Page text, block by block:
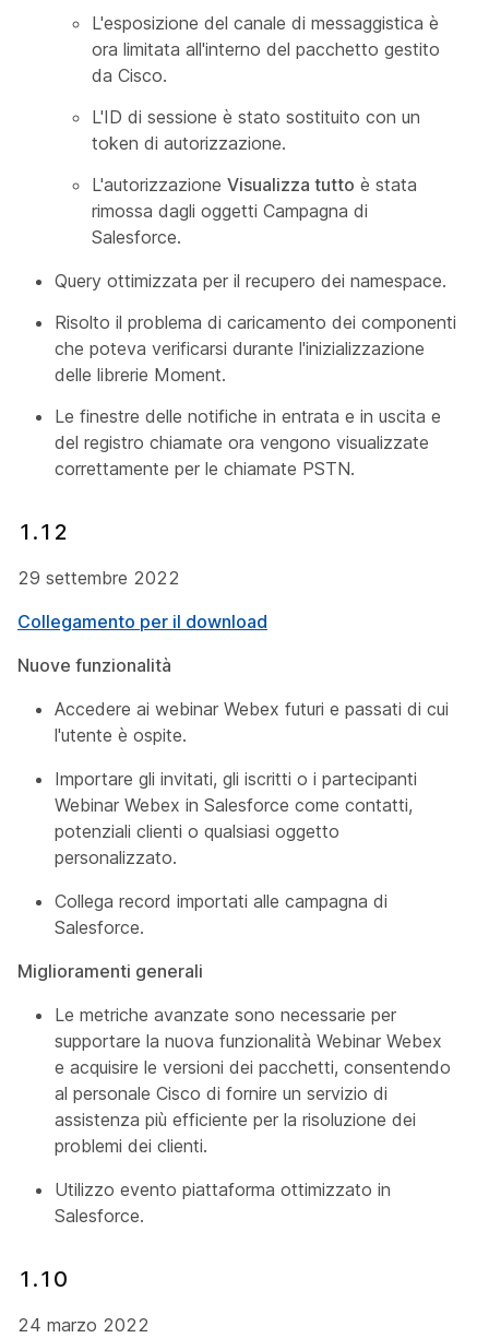
L'esposizione del canale di messaggistica è
ora limitata all'interno del pacchetto gestito
da Cisco.
L'ID di sessione è stato sostituito con un
token di autorizzazione.
L'autorizzazione Visualizza tutto è stata
rimossa dagli oggetti Campagna di
Salesforce.
Query ottimizzata per il recupero dei namespace.
Risolto il problema di caricamento dei componenti
che poteva verificarsi durante l'inizializzazione
delle librerie Moment.
Le finestre delle notifiche in entrata e in uscita e
del registro chiamate ora vengono visualizzate
correttamente per le chiamate PSTN.
1.12
29 settembre 2022
Collegamento per il download
Nuove funzionalità
Accedere ai webinar Webex futuri e passati di cui
l'utente è ospite.
Importare gli invitati, gli iscritti o i partecipanti
Webinar Webex in Salesforce come contatti,
potenziali clienti o qualsiasi oggetto
personalizzato.
Collega record importati alle campagna di
Salesforce.
Miglioramenti generali
Le metriche avanzate sono necessarie per
supportare la nuova funzionalità Webinar Webex
e acquisire le versioni dei pacchetti, consentendo
al personale Cisco di fornire un servizio di
assistenza più efficiente per la risoluzione dei
problemi dei clienti.
Utilizzo evento piattaforma ottimizzato in
Salesforce.
1.10
24 marzo 2022